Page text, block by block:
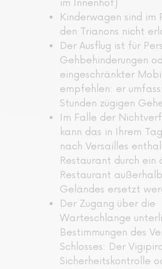
im Innenhof)
Kinderwagen sind im
den Trianons nicht
Der Ausflug ist für
Gehbehinderungen
eingeschränkter
empfehlen: er
Stunden zügigen
Im Falle der
kann das in Ihrem
nach Versailles
Restaurant durch ein
Restaurant
Geländes ersetzt
Der Zugang über die
Warteschlange
Bestimmungen des
Schlosses: Der
Sicherheitskontrolle